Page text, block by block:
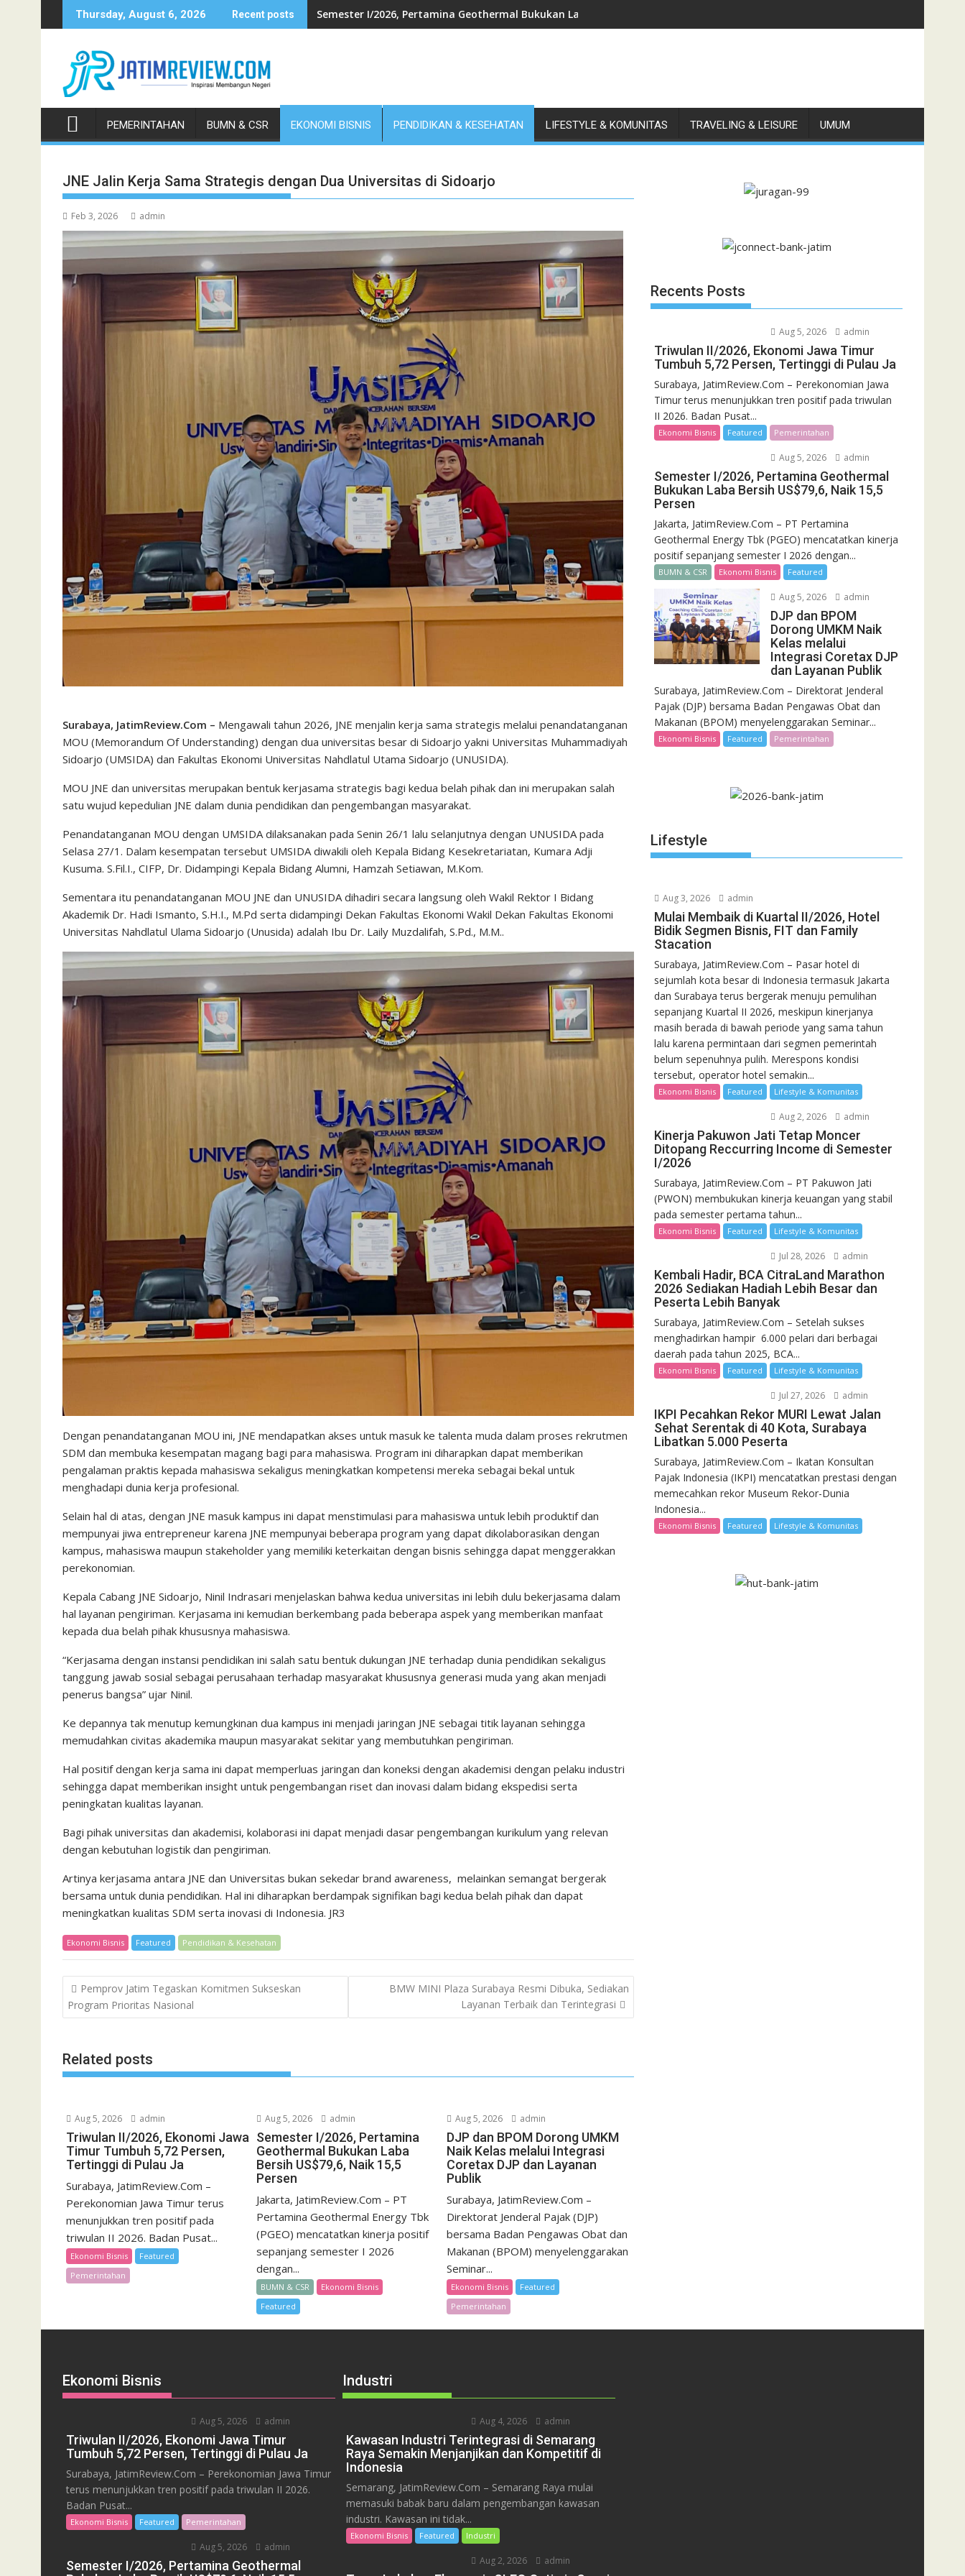
to
Thursday, August 6, 2026 Recent posts Semester I/2026, Pertamina Geothermal Bukukan Laba Bersih US$79,6, Naik 15,5 Persen
PEMERINTAHAN BUMN & CSR EKONOMI BISNIS PENDIDIKAN & KESEHATAN LIFESTYLE & KOMUNITAS TRAVELING & LEISURE UMUM
JNE Jalin Kerja Sama Strategis dengan Dua Universitas di Sidoarjo
Feb 3, 2026 admin
Surabaya, JatimReview.Com – Mengawali tahun 2026, JNE menjalin kerja sama strategis melalui penandatanganan
MOU (Memorandum Of Understanding) dengan dua universitas besar di Sidoarjo yakni Universitas Muhammadiyah
Sidoarjo (UMSIDA) dan Fakultas Ekonomi Universitas Nahdlatul Utama Sidoarjo (UNUSIDA).
MOU JNE dan universitas merupakan bentuk kerjasama strategis bagi kedua belah pihak dan ini merupakan salah
satu wujud kepedulian JNE dalam dunia pendidikan dan pengembangan masyarakat.
Penandatanganan MOU dengan UMSIDA dilaksanakan pada Senin 26/1 lalu selanjutnya dengan UNUSIDA pada
Selasa 27/1. Dalam kesempatan tersebut UMSIDA diwakili oleh Kepala Bidang Kesekretariatan, Kumara Adji
Kusuma. S.Fil.I., CIFP, Dr. Didampingi Kepala Bidang Alumni, Hamzah Setiawan, M.Kom.
Sementara itu penandatanganan MOU JNE dan UNUSIDA dihadiri secara langsung oleh Wakil Rektor I Bidang
Akademik Dr. Hadi Ismanto, S.H.I., M.Pd serta didampingi Dekan Fakultas Ekonomi Wakil Dekan Fakultas Ekonomi
Universitas Nahdlatul Ulama Sidoarjo (Unusida) adalah Ibu Dr. Laily Muzdalifah, S.Pd., M.M..
Dengan penandatanganan MOU ini, JNE mendapatkan akses untuk masuk ke talenta muda dalam proses rekrutmen
SDM dan membuka kesempatan magang bagi para mahasiswa. Program ini diharapkan dapat memberikan
pengalaman praktis kepada mahasiswa sekaligus meningkatkan kompetensi mereka sebagai bekal untuk
menghadapi dunia kerja profesional.
Selain hal di atas, dengan JNE masuk kampus ini dapat menstimulasi para mahasiswa untuk lebih produktif dan
mempunyai jiwa entrepreneur karena JNE mempunyai beberapa program yang dapat dikolaborasikan dengan
kampus, mahasiswa maupun stakeholder yang memiliki keterkaitan dengan bisnis sehingga dapat menggerakkan
perekonomian.
Kepala Cabang JNE Sidoarjo, Ninil Indrasari menjelaskan bahwa kedua universitas ini lebih dulu bekerjasama dalam
hal layanan pengiriman. Kerjasama ini kemudian berkembang pada beberapa aspek yang memberikan manfaat
kepada dua belah pihak khususnya mahasiswa.
“Kerjasama dengan instansi pendidikan ini salah satu bentuk dukungan JNE terhadap dunia pendidikan sekaligus
tanggung jawab sosial sebagai perusahaan terhadap masyarakat khususnya generasi muda yang akan menjadi
penerus bangsa” ujar Ninil.
Ke depannya tak menutup kemungkinan dua kampus ini menjadi jaringan JNE sebagai titik layanan sehingga
memudahkan civitas akademika maupun masyarakat sekitar yang membutuhkan pengiriman.
Hal positif dengan kerja sama ini dapat memperluas jaringan dan koneksi dengan akademisi dengan pelaku industri
sehingga dapat memberikan insight untuk pengembangan riset dan inovasi dalam bidang ekspedisi serta
peningkatan kualitas layanan.
Bagi pihak universitas dan akademisi, kolaborasi ini dapat menjadi dasar pengembangan kurikulum yang relevan
dengan kebutuhan logistik dan pengiriman.
Artinya kerjasama antara JNE dan Universitas bukan sekedar brand awareness, melainkan semangat bergerak
bersama untuk dunia pendidikan. Hal ini diharapkan berdampak signifikan bagi kedua belah pihak dan dapat
meningkatkan kualitas SDM serta inovasi di Indonesia. JR3
Ekonomi Bisnis Featured Pendidikan & Kesehatan
Post
navigation
Pemprov Jatim Tegaskan Komitmen Sukseskan
Program Prioritas Nasional
BMW MINI Plaza Surabaya Resmi Dibuka, Sediakan
Layanan Terbaik dan Terintegrasi
Related posts
Aug 5, 2026 admin
Triwulan II/2026, Ekonomi Jawa
Timur Tumbuh 5,72 Persen,
Tertinggi di Pulau Ja
Surabaya, JatimReview.Com –
Perekonomian Jawa Timur terus
menunjukkan tren positif pada
triwulan II 2026. Badan Pusat...
Ekonomi Bisnis
Featured
Pemerintahan
Aug 5, 2026 admin
Semester I/2026, Pertamina
Geothermal Bukukan Laba
Bersih US$79,6, Naik 15,5
Persen
Jakarta, JatimReview.Com – PT
Pertamina Geothermal Energy Tbk
(PGEO) mencatatkan kinerja positif
sepanjang semester I 2026
dengan...
BUMN & CSR
Ekonomi Bisnis
Featured
Aug 5, 2026 admin
DJP dan BPOM Dorong UMKM
Naik Kelas melalui Integrasi
Coretax DJP dan Layanan
Publik
Surabaya, JatimReview.Com –
Direktorat Jenderal Pajak (DJP)
bersama Badan Pengawas Obat dan
Makanan (BPOM) menyelenggarakan
Seminar...
Ekonomi Bisnis
Featured
Pemerintahan
Recents Posts
Aug 5, 2026 admin
Triwulan II/2026, Ekonomi Jawa Timur
Tumbuh 5,72 Persen, Tertinggi di Pulau Ja
Surabaya, JatimReview.Com – Perekonomian Jawa
Timur terus menunjukkan tren positif pada triwulan
II 2026. Badan Pusat...
Ekonomi Bisnis Featured Pemerintahan
Aug 5, 2026 admin
Semester I/2026, Pertamina Geothermal
Bukukan Laba Bersih US$79,6, Naik 15,5
Persen
Jakarta, JatimReview.Com – PT Pertamina
Geothermal Energy Tbk (PGEO) mencatatkan kinerja
positif sepanjang semester I 2026 dengan...
BUMN & CSR Ekonomi Bisnis Featured
Aug 5, 2026 admin
DJP dan BPOM
Dorong UMKM Naik
Kelas melalui
Integrasi Coretax DJP
dan Layanan Publik
Surabaya, JatimReview.Com – Direktorat Jenderal
Pajak (DJP) bersama Badan Pengawas Obat dan
Makanan (BPOM) menyelenggarakan Seminar...
Ekonomi Bisnis Featured Pemerintahan
Lifestyle
Aug 3, 2026 admin
Mulai Membaik di Kuartal II/2026, Hotel
Bidik Segmen Bisnis, FIT dan Family
Stacation
Surabaya, JatimReview.Com – Pasar hotel di
sejumlah kota besar di Indonesia termasuk Jakarta
dan Surabaya terus bergerak menuju pemulihan
sepanjang Kuartal II 2026, meskipun kinerjanya
masih berada di bawah periode yang sama tahun
lalu karena permintaan dari segmen pemerintah
belum sepenuhnya pulih. Merespons kondisi
tersebut, operator hotel semakin...
Ekonomi Bisnis Featured Lifestyle & Komunitas
Aug 2, 2026 admin
Kinerja Pakuwon Jati Tetap Moncer
Ditopang Reccurring Income di Semester
I/2026
Surabaya, JatimReview.Com – PT Pakuwon Jati
(PWON) membukukan kinerja keuangan yang stabil
pada semester pertama tahun...
Ekonomi Bisnis Featured Lifestyle & Komunitas
Jul 28, 2026 admin
Kembali Hadir, BCA CitraLand Marathon
2026 Sediakan Hadiah Lebih Besar dan
Peserta Lebih Banyak
Surabaya, JatimReview.Com – Setelah sukses
menghadirkan hampir 6.000 pelari dari berbagai
daerah pada tahun 2025, BCA...
Ekonomi Bisnis Featured Lifestyle & Komunitas
Jul 27, 2026 admin
IKPI Pecahkan Rekor MURI Lewat Jalan
Sehat Serentak di 40 Kota, Surabaya
Libatkan 5.000 Peserta
Surabaya, JatimReview.Com – Ikatan Konsultan
Pajak Indonesia (IKPI) mencatatkan prestasi dengan
memecahkan rekor Museum Rekor-Dunia
Indonesia...
Ekonomi Bisnis Featured Lifestyle & Komunitas
Ekonomi Bisnis
Aug 5, 2026 admin
Triwulan II/2026, Ekonomi Jawa Timur
Tumbuh 5,72 Persen, Tertinggi di Pulau Ja
Surabaya, JatimReview.Com – Perekonomian Jawa Timur
terus menunjukkan tren positif pada triwulan II 2026.
Badan Pusat...
Ekonomi Bisnis Featured Pemerintahan
Aug 5, 2026 admin
Semester I/2026, Pertamina Geothermal
Industri
Aug 4, 2026 admin
Kawasan Industri Terintegrasi di Semarang
Raya Semakin Menjanjikan dan Kompetitif di
Indonesia
Semarang, JatimReview.Com – Semarang Raya mulai
memasuki babak baru dalam pengembangan kawasan
industri. Kawasan ini tidak...
Ekonomi Bisnis Featured Industri
Aug 2, 2026 admin